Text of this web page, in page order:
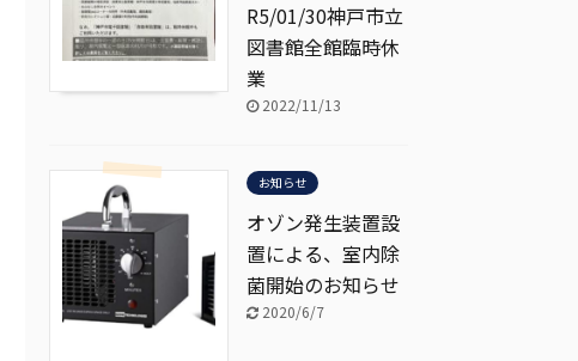
R5/01/30神戸市立
図書館全館臨時休
業
2022/11/13
お知らせ
オゾン発生装置設
置による、室内除
菌開始のお知らせ
2020/6/7